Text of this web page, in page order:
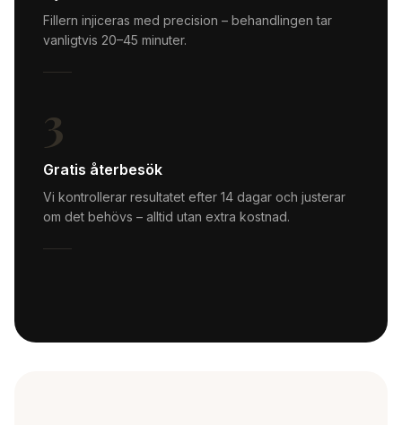
Fillern injiceras med precision – behandlingen tar
vanligtvis 20–45 minuter.
3
Gratis återbesök
Vi kontrollerar resultatet efter 14 dagar och justerar
om det behövs – alltid utan extra kostnad.